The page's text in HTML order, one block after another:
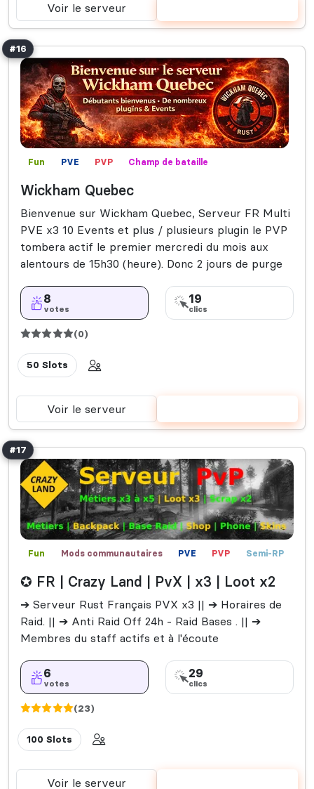
Voir le serveur
#16
Fun PVE PVP Champ de bataille
Wickham Quebec
Bienvenue sur Wickham Quebec, Serveur FR Multi
PVE x3 10 Events et plus / plusieurs plugin le PVP
tombera actif le premier mercredi du mois aux
alentours de 15h30 (heure). Donc 2 jours de purge
8
votes
19
clics
(0)
50 Slots
Voir le serveur
#17
Fun Mods communautaires PVE PVP Semi-RP
✪ FR | Crazy Land | PvX | x3 | Loot x2
➔ Serveur Rust Français PVX x3 || ➔ Horaires de
Raid. || ➔ Anti Raid Off 24h - Raid Bases . || ➔
Membres du staff actifs et à l'écoute
6
votes
29
clics
(23)
100 Slots
Voir le serveur